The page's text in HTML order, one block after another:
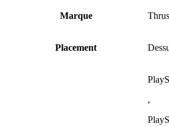
Marque
Placement
,